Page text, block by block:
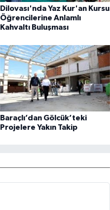
Dilovası'nda Yaz Kur'an Kursu
Öğrencilerine Anlamlı
Kahvaltı Buluşması
Baraçlı’dan Gölcük’teki
Projelere Yakın Takip